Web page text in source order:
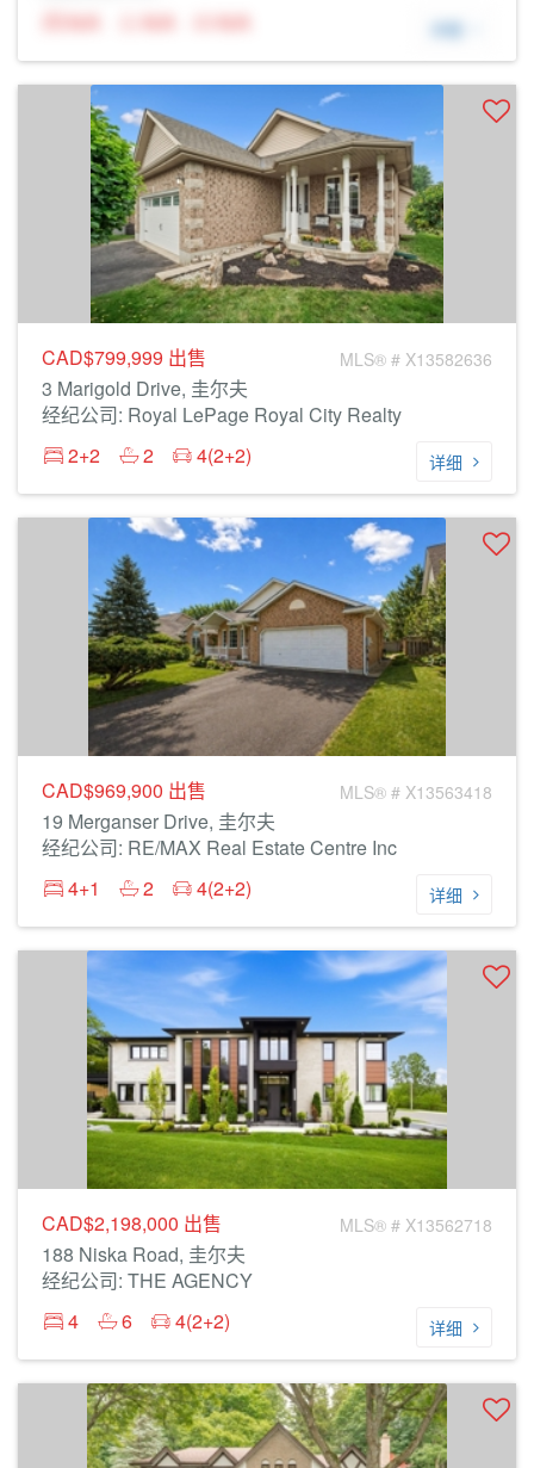
N/A
N/A N/A 详细
CAD$799,999 出售 MLS® # X13582636
3 Marigold Drive, 圭尔夫
经纪公司: Royal LePage Royal City Realty
2+2
2 4(2+2) 详细
CAD$969,900 出售 MLS® # X13563418
19 Merganser Drive, 圭尔夫
经纪公司: RE/MAX Real Estate Centre Inc
4+1
2 4(2+2) 详细
CAD$2,198,000 出售 MLS® # X13562718
188 Niska Road, 圭尔夫
经纪公司: THE AGENCY
4
6 4(2+2) 详细